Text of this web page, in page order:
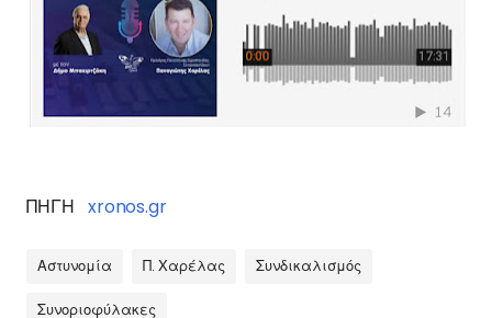
ΠΗΓΗ xronos.gr
Αστυνομία Π. Χαρέλας Συνδικαλισμός
Συνοριοφύλακες